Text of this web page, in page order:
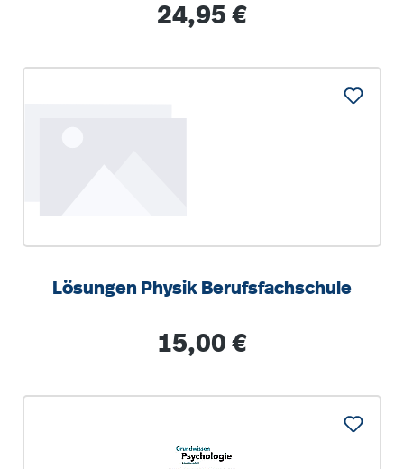
Regulärer Preis:
24,95 €
Lösungen Physik Berufsfachschule
Regulärer Preis:
15,00 €